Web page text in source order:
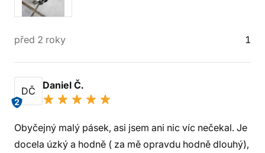
před 2 roky 1
DČ
2
Daniel Č.
Obyčejný malý pásek, asi jsem ani nic víc nečekal. Je
docela úzký a hodně ( za mě opravdu hodně dlouhý),